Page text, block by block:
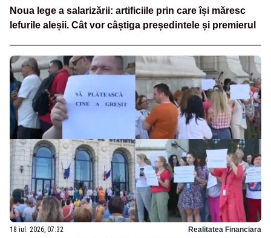
Noua lege a salarizării: artificiile prin care își măresc
lefurile aleșii. Cât vor câștiga președintele și premierul
18 iul. 2026, 07:32 Realitatea Financiara